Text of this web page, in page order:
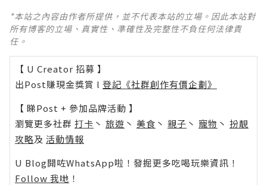
*本站之內容由作者所提供，並不代表本站的立場。因此本站對
所有博客的立場、真實性、準確性及完整性不負任何法律責
任。
【 U Creator 招募 】
出Post賺現金獎賞 l 登記《社群創作有價企劃》
【 睇Post + 參加品牌活動 】
瀏覽更多社群 打卡 丶 旅遊 丶 美食 丶 親子 丶 寵物 丶 扮靚
攻略及 活動情報
U Blog開咗WhatsApp啦！發掘更多吃喝玩樂資訊！
Follow 我哋 ！